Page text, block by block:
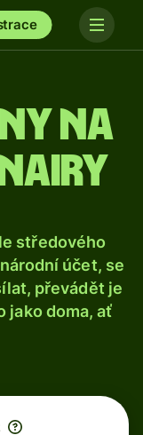
na
středového
účet, se
převádět je
jako doma, ať